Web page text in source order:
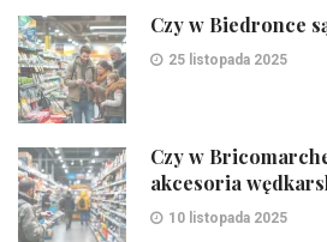
Czy w Biedronce
25 listopada 2025
Czy w
akcesoria
10 listopada 2025